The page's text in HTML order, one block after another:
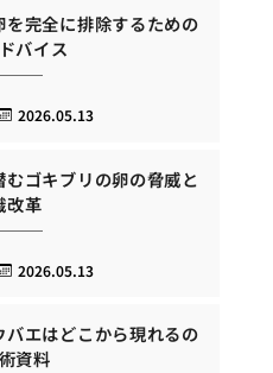
完全に排除するための
バイス
2026.05.13
ゴキブリの卵の脅威と
改革
2026.05.13
エはどこから現れるの
資料